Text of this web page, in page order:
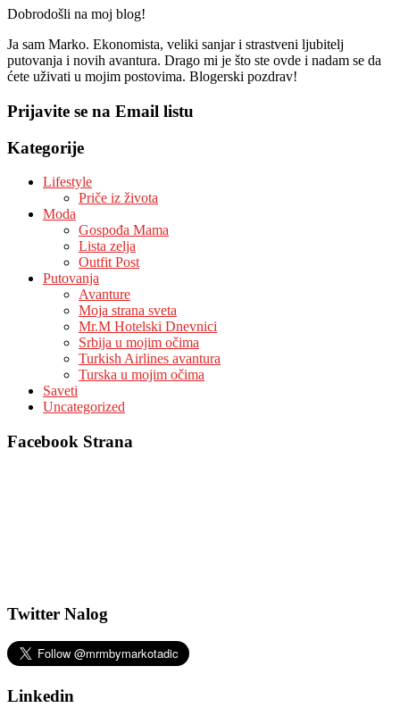
Dobrodošli na moj blog!
Ja sam Marko. Ekonomista, veliki sanjar i strastveni ljubitelj
putovanja i novih avantura. Drago mi je što ste ovde i nadam se da
ćete uživati u mojim postovima. Blogerski pozdrav!
Prijavite se na Email listu
Kategorije
Lifestyle
Priče iz života
Moda
Gospođa Mama
Lista zelja
Outfit Post
Putovanja
Avanture
Moja strana sveta
Mr.M Hotelski Dnevnici
Srbija u mojim očima
Turkish Airlines avantura
Turska u mojim očima
Saveti
Uncategorized
Facebook Strana
Twitter Nalog
Linkedin